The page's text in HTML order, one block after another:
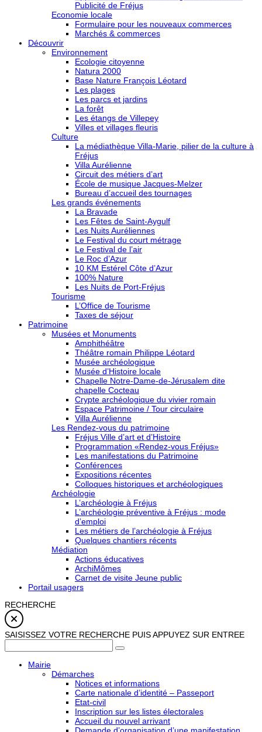
Publicité de Fréjus
Economie locale
Formulaire pour les nouveaux commerces
Marchés & commerces
Découvrir
Environnement
Ecologie citoyenne
Natura 2000
Base Nature François Léotard
Les plages
Les parcs et jardins
La forêt
Les étangs de Villepey
Villes et villages fleuris
Culture
La médiathèque Villa-Marie, pilier de la culture à
Fréjus
Villa Aurélienne
Circuit des métiers d’art
École de musique Jacques-Melzer
Bureau d’accueil des tournages
Les grands événements
La Bravade
Les Fêtes de Saint-Aygulf
Les Nuits Auréliennes
Le Festival du court métrage
Le Festival de l’air
Le Roc d’Azur
10 KM Estérel Côte d’Azur
100% Nature
Les Nuits de Port-Fréjus
Tourisme
L’Office de Tourisme
Taxes de séjour
Patrimoine
Musées et Monuments
Amphithéâtre
Théâtre romain Philippe Léotard
Musée archéologique
Musée d’Histoire locale
Chapelle Notre-Dame-de-Jérusalem dite
chapelle Cocteau
Crypte archéologique du vivier romain
Espace Patrimoine / Tour circulaire
Villa Aurélienne
Les Rendez-vous du patrimoine
Fréjus Ville d’art et d’Histoire
Programmation «Rendez-vous Fréjus»
Les manifestations du Patrimoine
Conférences
Expositions récentes
Colloques historiques et archéologiques
Archéologie
L’archéologie à Fréjus
L’archéologie préventive à Fréjus : mode
d’emploi
Les métiers de l’archéologie à Fréjus
Quelques chantiers récents
Médiation
Actions éducatives
ArchiMômes
Carnet de visite Jeune public
Portail usagers
RECHERCHE
SAISISSEZ VOTRE RECHERCHE PUIS APPUYEZ SUR ENTREE
Mairie
Démarches
Notices et informations
Carte nationale d’identité – Passeport
Etat-civil
Inscription sur les listes électorales
Accueil du nouvel arrivant